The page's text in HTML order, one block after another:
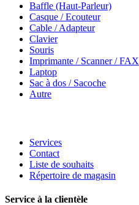
Baffle (Haut-Parleur)
Casque / Ecouteur
Cable / Adapteur
Clavier
Souris
Imprimante / Scanner / FAX
Laptop
Sac à dos / Sacoche
Autre
Services
Contact
Liste de souhaits
Répertoire de magasin
Service à la clientèle